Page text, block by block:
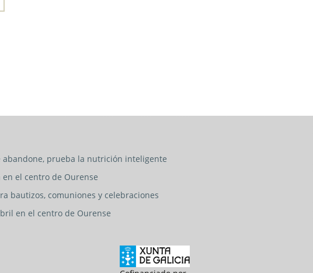
prueba la nutrición inteligente
en el centro de Ourense
bautizos, comuniones y celebraciones
en el centro de Ourense